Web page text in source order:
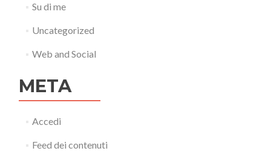
Su di me
Uncategorized
Web and Social
META
Accedi
Feed dei contenuti